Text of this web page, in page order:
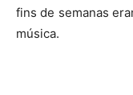
fins de semanas
música.